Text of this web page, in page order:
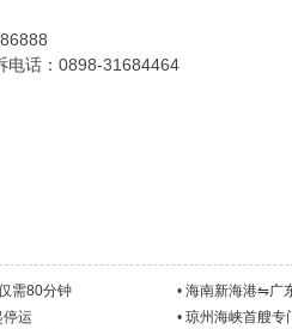
电话：0898-31684464
需80分钟 • 海南新海港⇋广
运 • 琼州海峡首艘专